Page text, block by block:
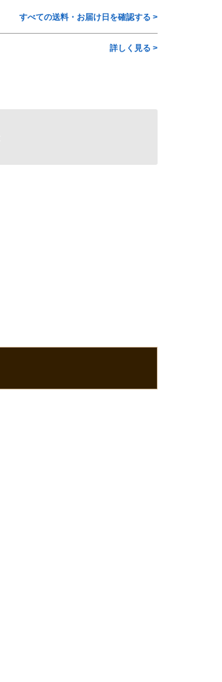
すべての送料・お届け日を確認する >
詳しく見る >